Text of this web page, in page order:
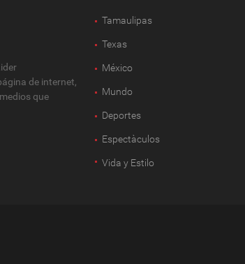
de internet,
que
Tamaulipas
Texas
México
Mundo
Deportes
Espectàculos
Vida y Estilo